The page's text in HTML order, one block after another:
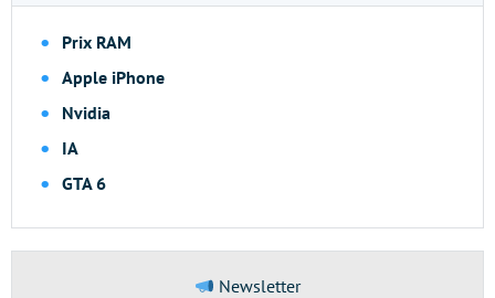
Prix RAM
Apple iPhone
Nvidia
IA
GTA 6
Newsletter